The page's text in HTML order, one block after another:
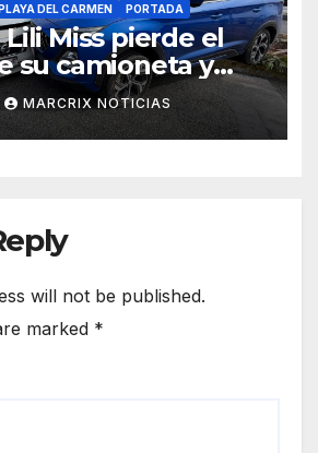
DEL CARMEN PORTADA
Miss pierde el
su camioneta y
taxi en Playa del
MARCRIX NOTICIAS
will not be published.
marked *